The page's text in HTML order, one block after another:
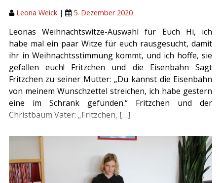
Leona Weick| 5. Dezember 2020
Leonas Weihnachtswitze-Auswahl für Euch Hi, ich
habe mal ein paar Witze für euch rausgesucht, damit
ihr in Weihnachtsstimmung kommt, und ich hoffe, sie
gefallen euch! Fritzchen und die Eisenbahn Sagt
Fritzchen zu seiner Mutter: „Du kannst die Eisenbahn
von meinem Wunschzettel streichen, ich habe gestern
eine im Schrank gefunden.“ Fritzchen und der
Christbaum Vater: „Fritzchen, […]